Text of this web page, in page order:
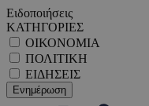
Ειδοποιήσεις
ΚΑΤΗΓΟΡΙΕΣ
ΟΙΚΟΝΟΜΙΑ
ΠΟΛΙΤΙΚΗ
ΕΙΔΗΣΕΙΣ